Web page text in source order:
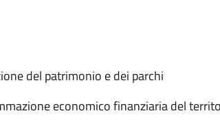
del patrimonio e dei parchi
economico finanziaria del